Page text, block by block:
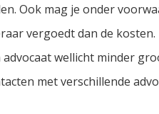
Ook mag je onder
vergoedt dan de
wellicht minder
met verschillende